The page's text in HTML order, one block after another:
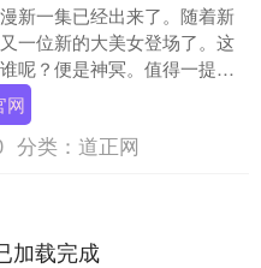
新一集已经出来了。随着新
一位新的大美女登场了。这
呢？便是神冥。值得一提的
登场，还有一个新人物也登
还是....
网
分类： 道正网
加载完成